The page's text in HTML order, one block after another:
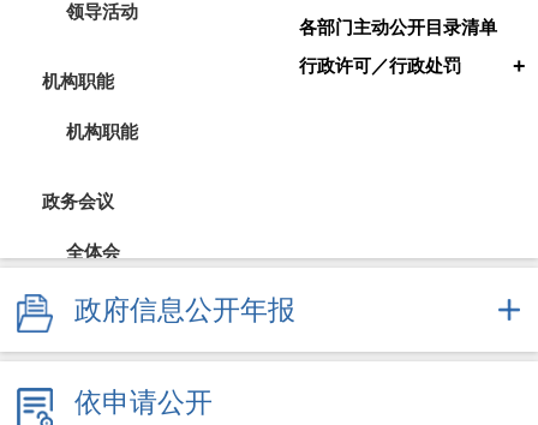
领导活动
机构职能
机构职能
政务会议
全体会
常务会
各部门主动公开目录清单
行政许可／行政处罚
+
政府信息公开年报
依申请公开